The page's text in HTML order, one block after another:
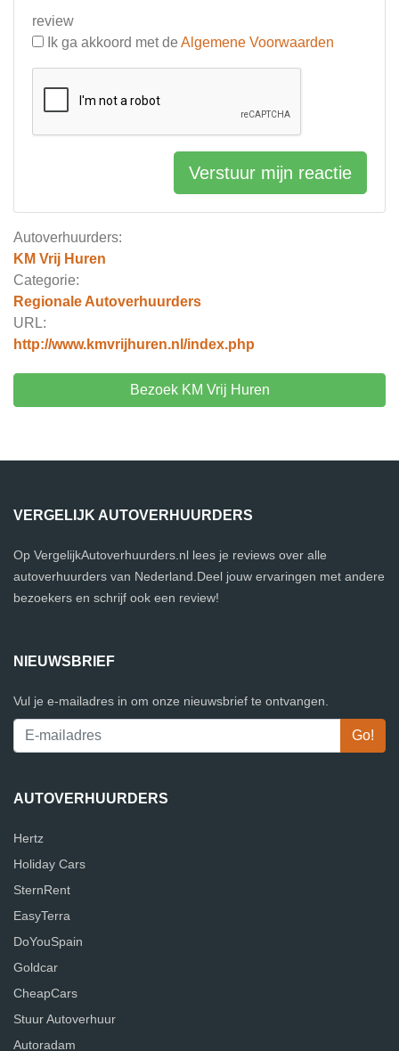
Autoverhuurders:
KM Vrij Huren
Categorie:
Regionale Autoverhuurders
URL:
http://www.kmvrijhuren.nl/index.php
Bezoek KM Vrij Huren
review
Ik ga akkoord met de Algemene Voorwaarden
Verstuur mijn reactie
VERGELIJK AUTOVERHUURDERS
Op VergelijkAutoverhuurders.nl lees je reviews over alle
autoverhuurders van Nederland.Deel jouw ervaringen met andere
bezoekers en schrijf ook een review!
NIEUWSBRIEF
Vul je e-mailadres in om onze nieuwsbrief te ontvangen.
AUTOVERHUURDERS
Hertz
Holiday Cars
SternRent
EasyTerra
DoYouSpain
Goldcar
CheapCars
Stuur Autoverhuur
Autoradam